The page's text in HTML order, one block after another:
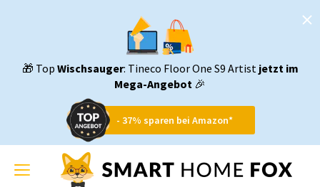
🎁 Top Wischsauger: Tineco Floor One S9 Artist jetzt im
Mega-Angebot 🎉
- 37% sparen bei Amazon*
Toggle
navigation